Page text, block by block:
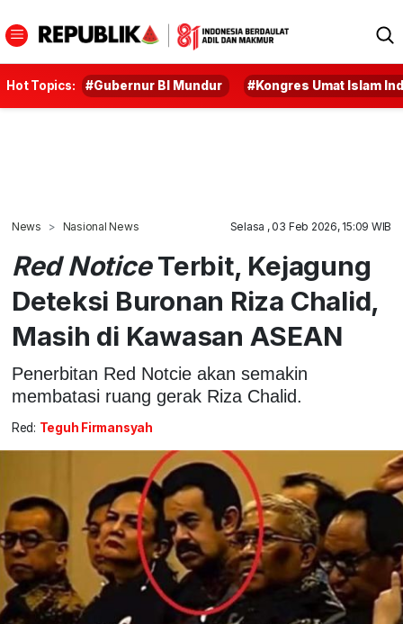
Hot Topics: #Gubernur BI Mundur #Kongres Umat Islam
News Nasional News Selasa , 03 Feb 2026, 15:09 WIB
Red NoticeTerbit, Kejagung
Deteksi Buronan Riza Chalid,
Masih di Kawasan ASEAN
Penerbitan Red Notcie akan semakin
membatasi ruang gerak Riza Chalid.
Red: Teguh Firmansyah